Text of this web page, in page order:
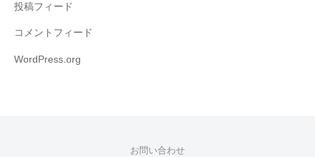
投稿フィード
コメントフィード
WordPress.org
お問い合わせ